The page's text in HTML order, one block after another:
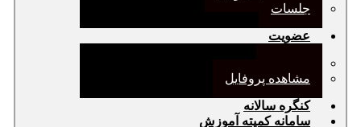
جلسات
عضویت
مشاهده پروفایل
کنگره سالانه
سامانه کمیته آموزش